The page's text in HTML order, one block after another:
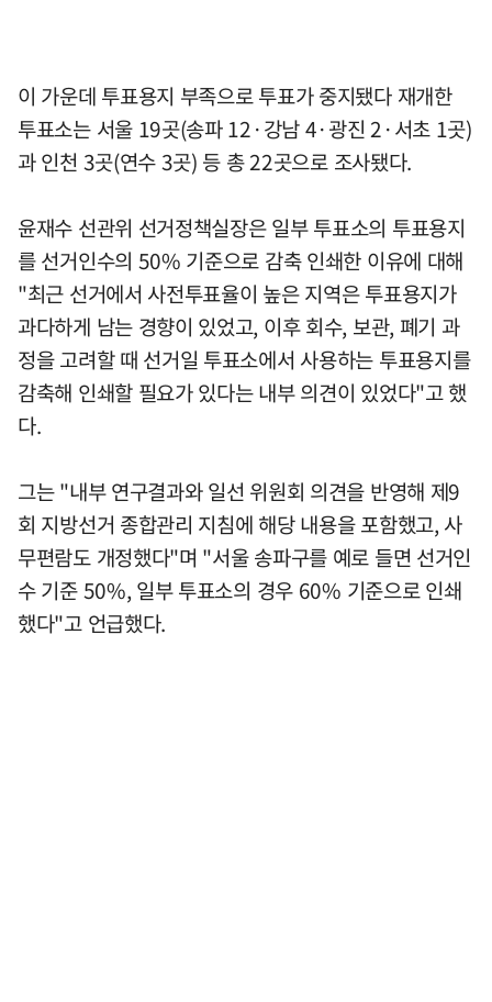
이 가운데 투표용지 부족으로 투표가 중지됐다 재개한
투표소는 서울 19곳(송파 12·강남 4·광진 2·서초 1곳)
과 인천 3곳(연수 3곳) 등 총 22곳으로 조사됐다.
윤재수 선관위 선거정책실장은 일부 투표소의 투표용지
를 선거인수의 50% 기준으로 감축 인쇄한 이유에 대해
"최근 선거에서 사전투표율이 높은 지역은 투표용지가
과다하게 남는 경향이 있었고, 이후 회수, 보관, 폐기 과
정을 고려할 때 선거일 투표소에서 사용하는 투표용지를
감축해 인쇄할 필요가 있다는 내부 의견이 있었다"고 했
다.
그는 "내부 연구결과와 일선 위원회 의견을 반영해 제9
회 지방선거 종합관리 지침에 해당 내용을 포함했고, 사
무편람도 개정했다"며 "서울 송파구를 예로 들면 선거인
수 기준 50%, 일부 투표소의 경우 60% 기준으로 인쇄
했다"고 언급했다.